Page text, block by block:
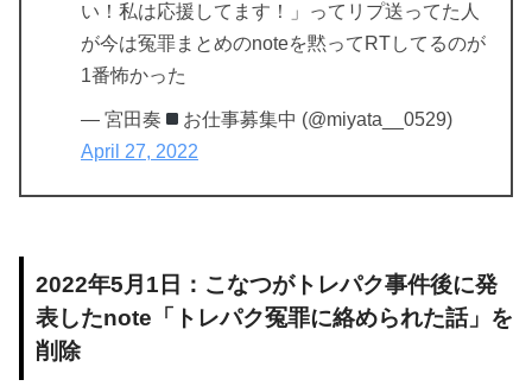
い！私は応援してます！」ってリプ送ってた人
が今は冤罪まとめのnoteを黙ってRTしてるのが
1番怖かった
— 宮田奏
お仕事募集中 (@miyata__0529)
April 27, 2022
2022年5月1日：こなつがトレパク事件後に発
表したnote「トレパク冤罪に絡められた話」を
削除